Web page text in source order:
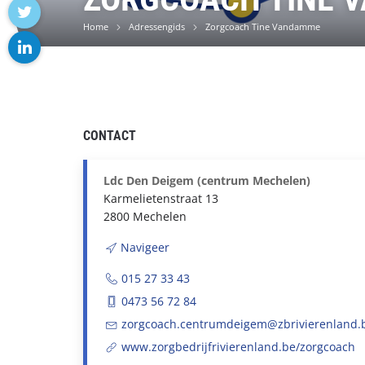
Home Adressengids Zorgcoach Tine Vandamme
facebook
twitter
CONTACT
Ldc Den Deigem (centrum Mechelen)
Karmelietenstraat 13
2800 Mechelen
Navigeer
015 27 33 43
0473 56 72 84
www.zorgbedrijfrivierenland.be/zorgcoach